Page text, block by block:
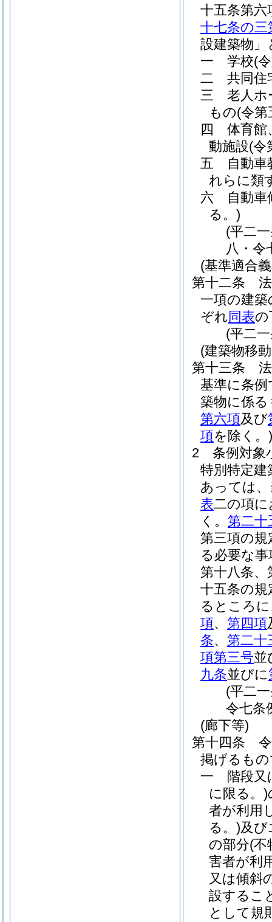
十五条第
十七条の三
設建築物」
一
学校(
二
共同住
三
老人ホ
もの(令
四
体育館
動施設(令
五
自動
れらに類
六
自動車
る。)
(平二
八・令
(基準適合
第十二条
一項の建
ぞれ同表の
(平二
(建築物移
第十三条
基準に条
築物に係
第六項及び
項を除く。)
2
条例対象
特別特定建
あっては
表二の項
く。 第二十
第三項の
る必要な
第十八条、
十五条の
るところ
項、 第四項
条、 第二十
項第三号並
九条並びに
(平二
令七条
(廊下等)
第十四条
掲げるも
一
階段又
に限る。)
者が利用
る。)及び
の部分(不
害者が利
又は傾斜
設するこ
として規